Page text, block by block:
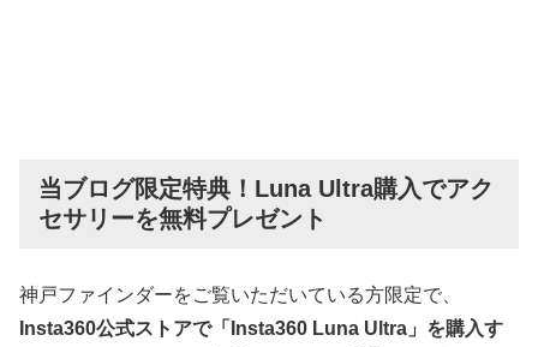
当ブログ限定特典！Luna Ultra購入でアク
セサリーを無料プレゼント
神戸ファインダーをご覧いただいている方限定で、
Insta360公式ストアで「Insta360 Luna Ultra」を購入す